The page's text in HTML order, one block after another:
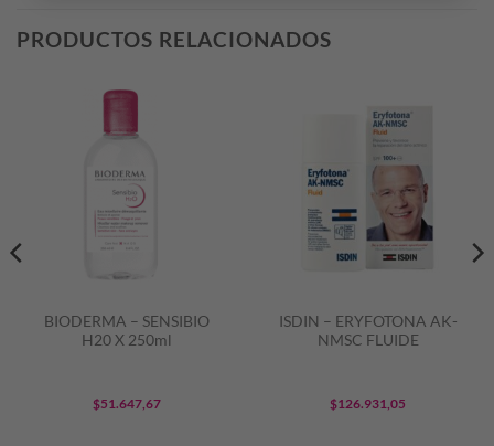
PRODUCTOS RELACIONADOS
BIODERMA – SENSIBIO
H20 X 250ml
$51.647,67
ISDIN – ERYFOTONA AK-
NMSC FLUIDE
$126.931,05